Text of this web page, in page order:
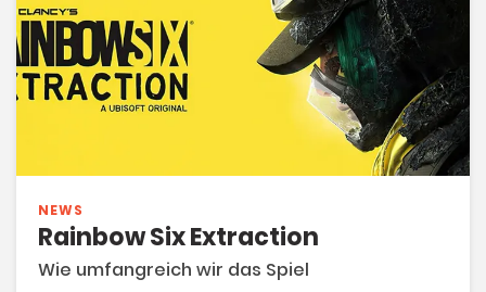
NEWS
Rainbow Six Extraction
Wie umfangreich wir das Spiel